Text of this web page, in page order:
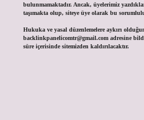
bulunmamaktadır. Ancak, üyelerimiz
taşımakta olup, siteye üye olarak bu
Hukuka ve yasal düzenlemelere aykırı
backlinkpanelicomtr@gmail.comadresine
süre içerisinde sitemizden kaldırılacaktır.